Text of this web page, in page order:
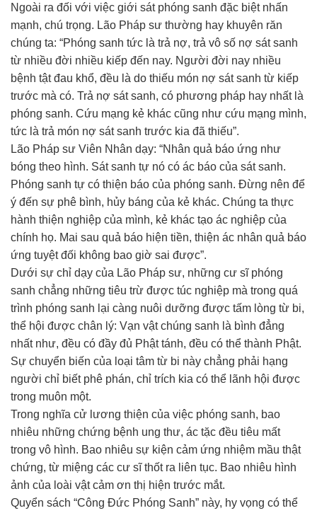
Ngoài ra đối với việc giới sát phóng sanh đặc biệt nhấn
mạnh, chú trọng. Lão Pháp sư thường hay khuyên răn
chúng ta: “Phóng sanh tức là trả nợ, trả vô số nợ sát sanh
từ nhiều đời nhiều kiếp đến nay. Người đời nay nhiều
bệnh tật đau khổ, đều là do thiếu món nợ sát sanh từ kiếp
trước mà có. Trả nợ sát sanh, có phương pháp hay nhất là
phóng sanh. Cứu mạng kẻ khác cũng như cứu mạng mình,
tức là trả món nợ sát sanh trước kia đã thiếu”.
Lão Pháp sư Viên Nhân dạy: “Nhân quả báo ứng như
bóng theo hình. Sát sanh tự nó có ác báo của sát sanh.
Phóng sanh tự có thiện báo của phóng sanh. Đừng nên để
ý đến sự phê bình, hủy báng của kẻ khác. Chúng ta thực
hành thiện nghiệp của mình, kẻ khác tạo ác nghiệp của
chính họ. Mai sau quả báo hiện tiền, thiện ác nhân quả báo
ứng tuyệt đối không bao giờ sai được”.
Dưới sự chỉ dạy của Lão Pháp sư, những cư sĩ phóng
sanh chẳng những tiêu trừ được túc nghiệp mà trong quá
trình phóng sanh lại càng nuôi dưỡng được tấm lòng từ bi,
thể hội được chân lý: Vạn vật chúng sanh là bình đẳng
nhất như, đều có đầy đủ Phật tánh, đều có thể thành Phật.
Sự chuyển biến của loại tâm từ bi này chẳng phải hạng
người chỉ biết phê phán, chỉ trích kia có thể lãnh hội được
trong muôn một.
Trong nghĩa cử lương thiện của việc phóng sanh, bao
nhiêu những chứng bệnh ung thư, ác tặc đều tiêu mất
trong vô hình. Bao nhiêu sự kiện cảm ứng nhiệm mầu thật
chứng, từ miệng các cư sĩ thốt ra liên tục. Bao nhiêu hình
ảnh của loài vật cảm ơn thị hiện trước mắt.
Quyển sách “Công Đức Phóng Sanh” này, hy vọng có thể